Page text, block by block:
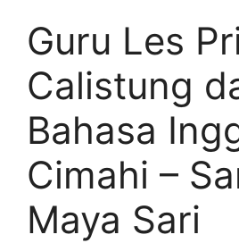
Guru Les
Calistung
Bahasa
Cimahi –
Maya Sari